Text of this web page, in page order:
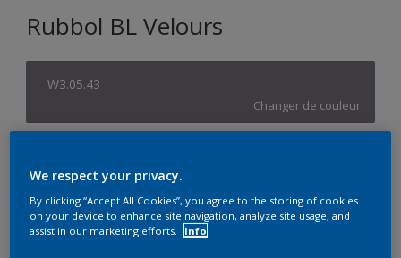
Rubbol BL Velours
W3.05.43
Changer de couleur
1L
Quantité Calculateur de peinture
We respect your privacy.
By clicking “Accept All Cookies”, you agree to the storing of cookies
on your device to enhance site navigation, analyze site usage, and
assist in our marketing efforts.
Info